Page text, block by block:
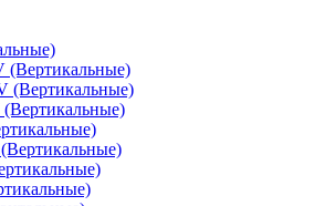
(Вертикальные)
(Вертикальные)